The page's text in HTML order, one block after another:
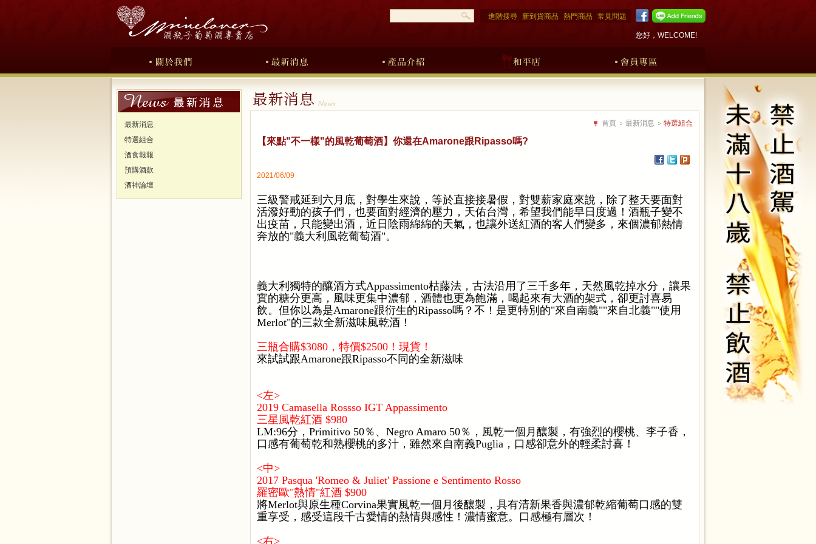
常見問題
熱門商品
新到貨商品
進階搜尋
您好，WELCOME!
最新消息
特選組合
酒食報報
預購酒款
酒神論壇
首頁 最新消息 特選組合
【來點"不一樣"的風乾葡萄酒】你還在Amarone跟Ripasso嗎?
2021/06/09
三級警戒延到六月底，對學生來說，等於直接接暑假，對雙薪家庭來說，除了整天要面對
活潑好動的孩子們，也要面對經濟的壓力，天佑台灣，希望我們能早日度過！酒瓶子變不
出疫苗，只能變出酒，近日陰雨綿綿的天氣，也讓外送紅酒的客人們變多，來個濃郁熱情
奔放的"義大利風乾葡萄酒"。
義大利獨特的釀酒方式Appassimento枯藤法，古法沿用了三千多年，天然風乾掉水分，讓果
實的糖分更高，風味更集中濃郁，酒體也更為飽滿，喝起來有大酒的架式，卻更討喜易
飲。但你以為是Amarone跟衍生的Ripasso嗎？不！是更特別的"來自南義""來自北義""使用
Merlot"的三款全新滋味風乾酒！
三瓶合購$3080，特價$2500！現貨！
來試試跟Amarone跟Ripasso不同的全新滋味
<左>
2019 Camasella Rossso IGT Appassimento
三星風乾紅酒 $980
LM:96分，Primitivo 50％、Negro Amaro 50％，風乾一個月釀製，有強烈的櫻桃、李子香，
口感有葡萄乾和熟櫻桃的多汁，雖然來自南義Puglia，口感卻意外的輕柔討喜！
<中>
2017 Pasqua 'Romeo & Juliet' Passione e Sentimento Rosso
羅密歐"熱情"紅酒 $900
將Merlot與原生種Corvina果實風乾一個月後釀製，具有清新果香與濃郁乾縮葡萄口感的雙
重享受，感受這段千古愛情的熱情與感性！濃情蜜意。口感極有層次！
<右>